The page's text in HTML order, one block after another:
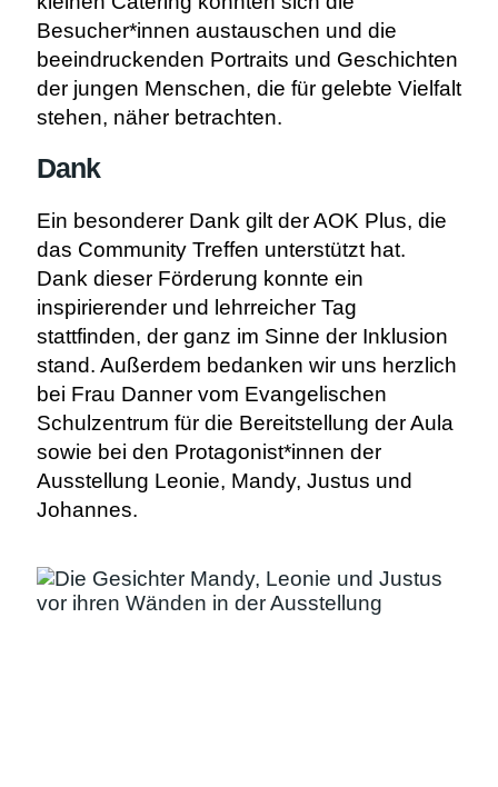
Besucher*innen austauschen und die
beeindruckenden Portraits und Geschichten
der jungen Menschen, die für gelebte Vielfalt
stehen, näher betrachten.
Dank
Ein besonderer Dank gilt der AOK Plus, die
das Community Treffen unterstützt hat.
Dank dieser Förderung konnte ein
inspirierender und lehrreicher Tag
stattfinden, der ganz im Sinne der Inklusion
stand. Außerdem bedanken wir uns herzlich
bei Frau Danner vom Evangelischen
Schulzentrum für die Bereitstellung der Aula
sowie bei den Protagonist*innen der
Ausstellung Leonie, Mandy, Justus und
Johannes.